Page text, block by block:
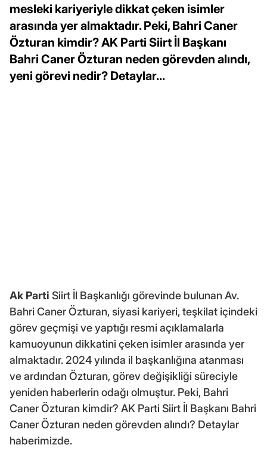
mesleki kariyeriyle dikkat çeken isimler
arasında yer almaktadır. Peki, Bahri Caner
Özturan kimdir? AK Parti Siirt İl Başkanı
Bahri Caner Özturan neden görevden alındı,
yeni görevi nedir? Detaylar...
Ak Parti Siirt İl Başkanlığı görevinde bulunan Av.
Bahri Caner Özturan, siyasi kariyeri, teşkilat içindeki
görev geçmişi ve yaptığı resmi açıklamalarla
kamuoyunun dikkatini çeken isimler arasında yer
almaktadır. 2024 yılında il başkanlığına atanması
ve ardından Özturan, görev değişikliği süreciyle
yeniden haberlerin odağı olmuştur. Peki, Bahri
Caner Özturan kimdir? AK Parti Siirt İl Başkanı Bahri
Caner Özturan neden görevden alındı? Detaylar
haberimizde.